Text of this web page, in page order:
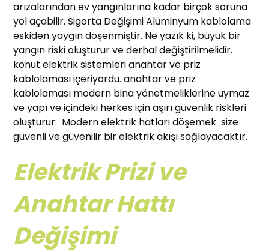
arızalarından ev yangınlarına kadar birçok soruna
yol açabilir. Sigorta Değişimi Alüminyum kablolama
eskiden yaygın döşenmiştir. Ne yazık ki, büyük bir
yangın riski oluşturur ve derhal değiştirilmelidir.
konut elektrik sistemleri anahtar ve priz
kablolaması içeriyordu. anahtar ve priz
kablolaması modern bina yönetmeliklerine uymaz
ve yapı ve içindeki herkes için aşırı güvenlik riskleri
oluşturur. Modern elektrik hatları döşemek size
güvenli ve güvenilir bir elektrik akışı sağlayacaktır.
Elektrik Prizi ve
Anahtar Hattı
Değişimi